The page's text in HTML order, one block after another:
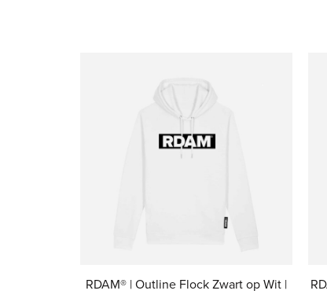
RDAM® | Outline Flock Zwart op Wit |